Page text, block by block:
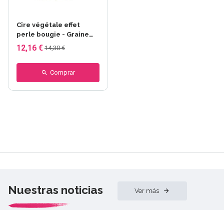
Cire végétale effet
perle bougie - Graine
créative - Blanco
12,16 € 14,30 €
Comprar
Nuestras noticias Ver más